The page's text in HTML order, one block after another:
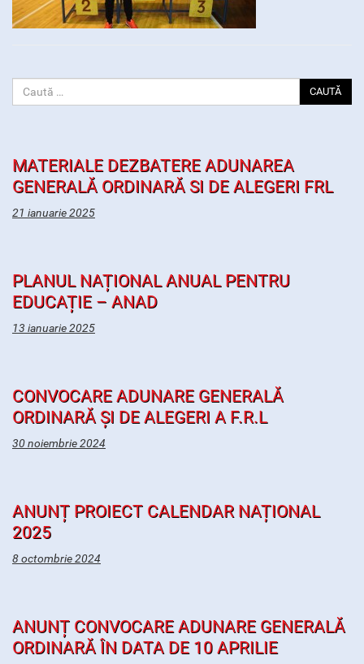
CAUTĂ
MATERIALE DEZBATERE ADUNAREA
GENERALĂ ORDINARĂ SI DE ALEGERI FRL
21 ianuarie 2025
PLANUL NAȚIONAL ANUAL PENTRU
EDUCAȚIE – ANAD
13 ianuarie 2025
CONVOCARE ADUNARE GENERALĂ
ORDINARĂ ȘI DE ALEGERI A F.R.L
30 noiembrie 2024
ANUNȚ PROIECT CALENDAR NAȚIONAL
2025
8 octombrie 2024
ANUNȚ CONVOCARE ADUNARE GENERALĂ
ORDINARĂ ÎN DATA DE 10 APRILIE